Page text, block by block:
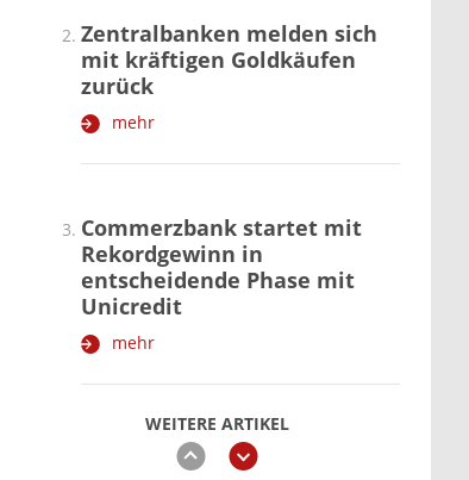
WEITERE ARTIKEL
zurückweiter
Zentralbanken melden sich
mit kräftigen Goldkäufen
zurück
mehr
Commerzbank startet mit
Rekordgewinn in
entscheidende Phase mit
Unicredit
mehr